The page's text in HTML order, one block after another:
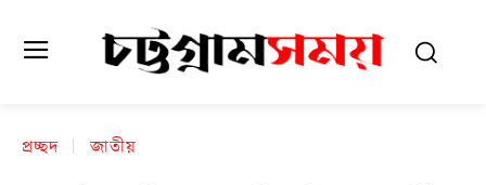
প্রচ্ছদ জাতীয়